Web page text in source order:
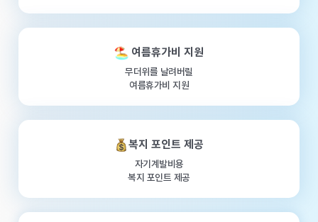
여름휴가비 지원
무더위를 날려버릴
여름휴가비 지원
복지 포인트 제공
자기계발비용
복지 포인트 제공